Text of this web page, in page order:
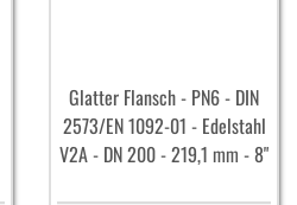
Glatter Flansch - PN6 - DIN
2573/EN 1092-01 - Edelstahl
V2A - DN 200 - 219,1 mm - 8"